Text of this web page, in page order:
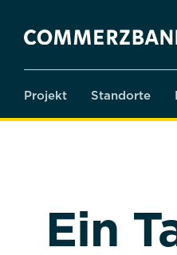
Projekt Standorte
Ein